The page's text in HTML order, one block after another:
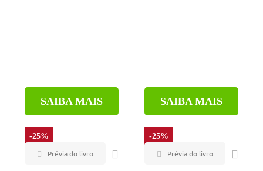
SAIBA MAIS SAIBA MAIS
-25% -25%